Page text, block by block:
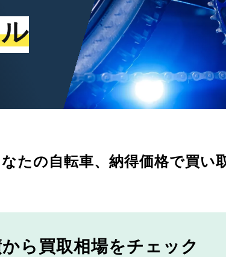
たの自転車、 納得価格で買い
ら 買取相場をチェック